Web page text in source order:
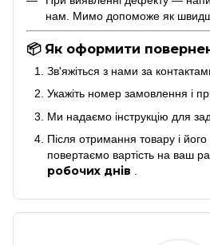
нам. Мимо допоможе як
📦 Як оформити
Зв'яжіться з нами за
Укажіть номер замовлення і
Ми надаємо інструкцію для
Після отримання товару і
повертаємо вартість на ваш
робочих днів